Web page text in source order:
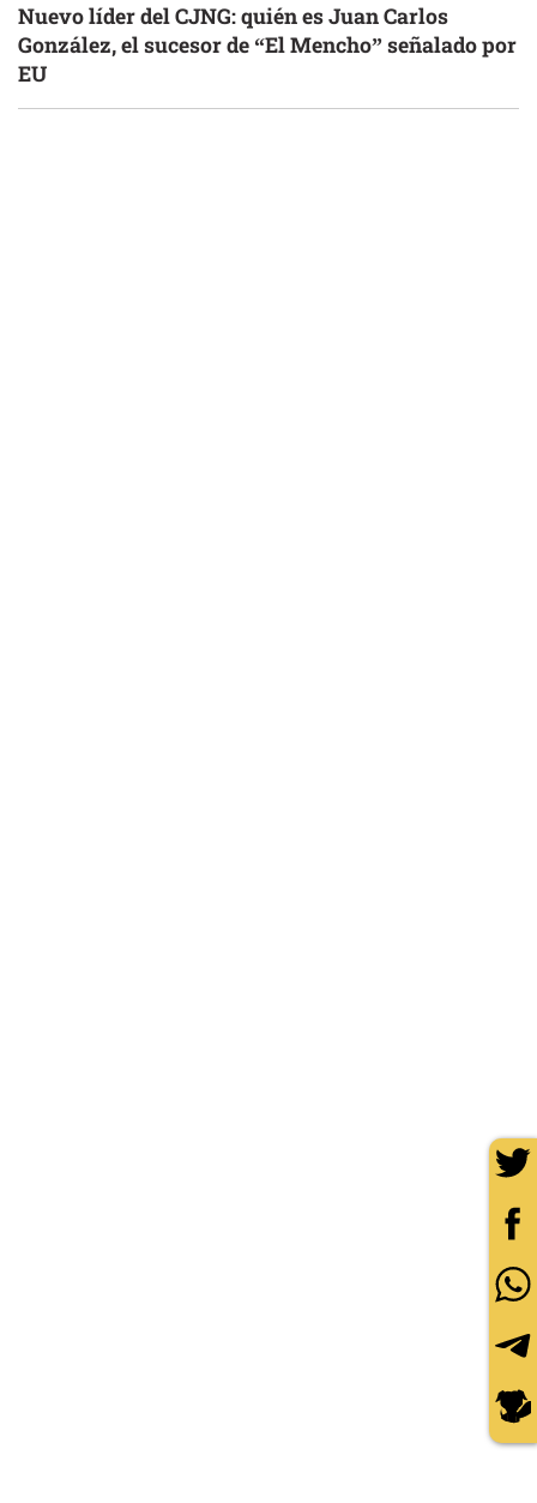
Nuevo líder del CJNG: quién es Juan Carlos
González, el sucesor de “El Mencho” señalado por
EU